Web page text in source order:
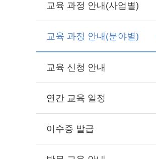
교육 과정 안내(사업별)
교육 과정 안내(분야별)
교육 신청 안내
연간 교육 일정
이수증 발급